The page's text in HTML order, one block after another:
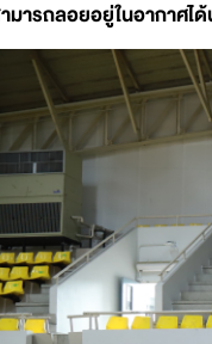
มารถลอยอยู่ในอากาศไ